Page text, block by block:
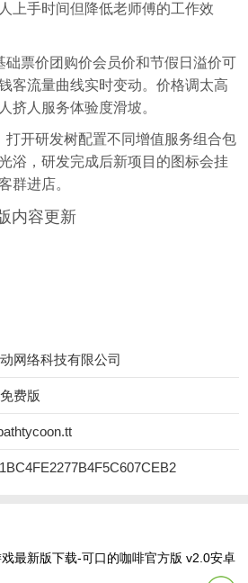
上手时间但降低老师傅的工作效
础票价团购价会员价和节假日溢价可
客流量曲线实时变动。价格调太高
挤人服务体验度滑坡。
打开研发树配置不同增值服务组合包
浴，研发完成后新项目的图标会挂
群进店。
内容更新
网络科技有限公司
费版
最新版下载-可口的咖啡官方版 v2.0安卓